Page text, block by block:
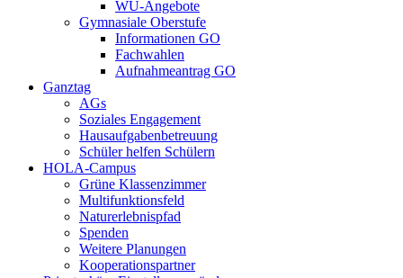
WU-Angebote
Gymnasiale Oberstufe
Informationen GO
Fachwahlen
Aufnahmeantrag GO
Ganztag
AGs
Soziales Engagement
Hausaufgabenbetreuung
Schüler helfen Schülern
HOLA-Campus
Grüne Klassenzimmer
Multifunktionsfeld
Naturerlebnispfad
Spenden
Weitere Planungen
Kooperationspartner